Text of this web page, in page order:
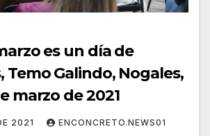
es un día de
Temo Galindo, Nogales,
marzo de 2021
2021 ENCONCRETO.NEWS01